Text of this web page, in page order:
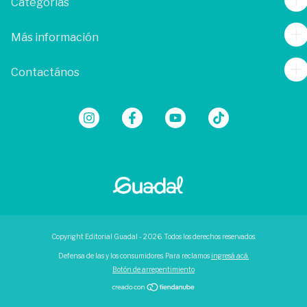
Más información
Contactános
Copyright Editorial Guadal - 2026. Todos los derechos reservados.
Defensa de las y los consumidores. Para reclamos ingresá acá.
Botón de arrepentimiento